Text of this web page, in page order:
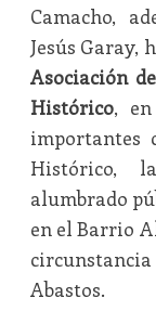
Camacho,
Jesús Garay,
Asociación
Histórico,
importantes
Histórico,
alumbrado
en el Barrio
Abastos.